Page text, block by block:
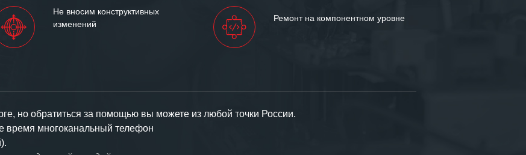
Не вносим конструктивных
изменений
Ремонт на компонентном уровне
но обратиться за помощью вы можете из любой точки России.
время многоканальный телефон